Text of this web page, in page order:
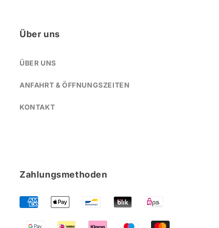
Über uns
ÜBER UNS
ANFAHRT & ÖFFNUNGSZEITEN
KONTAKT
Zahlungsmethoden